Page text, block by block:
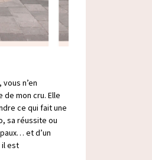
n’en
de mon cru. Elle
ce qui fait une
sa réussite ou
et d’un
il est